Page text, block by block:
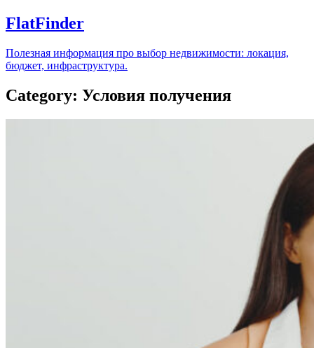
FlatFinder
Полезная информация про выбор недвижимости: локация,
бюджет, инфраструктура.
Category: Условия получения